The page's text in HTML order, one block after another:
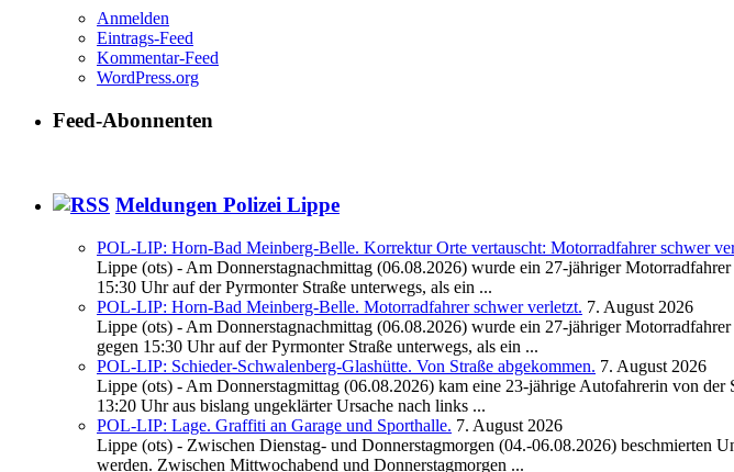
Anmelden
Eintrags-Feed
Kommentar-Feed
WordPress.org
Feed-Abonnenten
Meldungen Polizei Lippe
POL-LIP: Horn-Bad Meinberg-Belle. Korrektur Orte vertauscht: Motorradfahrer schwer
Lippe (ots) - Am Donnerstagnachmittag (06.08.2026) wurde ein 27-jähriger
15:30 Uhr auf der Pyrmonter Straße unterwegs, als ein ...
POL-LIP: Horn-Bad Meinberg-Belle. Motorradfahrer schwer verletzt. 7. August 2026
Lippe (ots) - Am Donnerstagnachmittag (06.08.2026) wurde ein 27-jähriger
gegen 15:30 Uhr auf der Pyrmonter Straße unterwegs, als ein ...
POL-LIP: Schieder-Schwalenberg-Glashütte. Von Straße abgekommen. 7. August 2026
Lippe (ots) - Am Donnerstagmittag (06.08.2026) kam eine 23-jährige Autofahrerin von
13:20 Uhr aus bislang ungeklärter Ursache nach links ...
POL-LIP: Lage. Graffiti an Garage und Sporthalle. 7. August 2026
Lippe (ots) - Zwischen Dienstag- und Donnerstagmorgen (04.-06.08.2026) beschmierten
werden. Zwischen Mittwochabend und Donnerstagmorgen ...